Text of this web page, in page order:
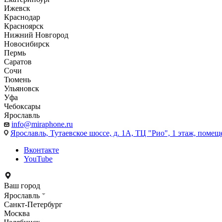
Ижевск
Краснодар
Красноярск
Нижний Новгород
Новосибирск
Пермь
Саратов
Сочи
Тюмень
Ульяновск
Уфа
Чебоксары
Ярославль
info@miraphone.ru
Ярославль, Тутаевское шоссе, д. 1А, ТЦ "Рио", 1 этаж,
Вконтакте
YouTube
Ваш город
Ярославль
Санкт-Петербург
Москва